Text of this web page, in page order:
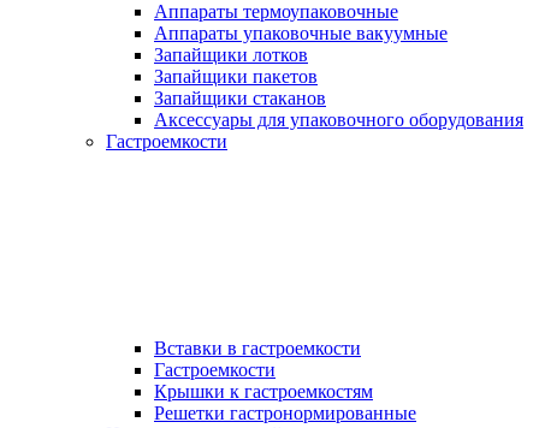
Аппараты термоупаковочные
Аппараты упаковочные вакуумные
Запайщики лотков
Запайщики пакетов
Запайщики стаканов
Аксессуары для упаковочного оборудования
Гастроемкости
Вставки в гастроемкости
Гастроемкости
Крышки к гастроемкостям
Решетки гастронормированные